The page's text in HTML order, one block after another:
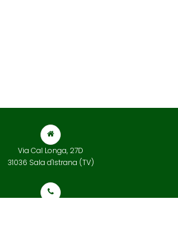
Via Cal Longa, 27D
31036 Sala d'Istrana (TV)